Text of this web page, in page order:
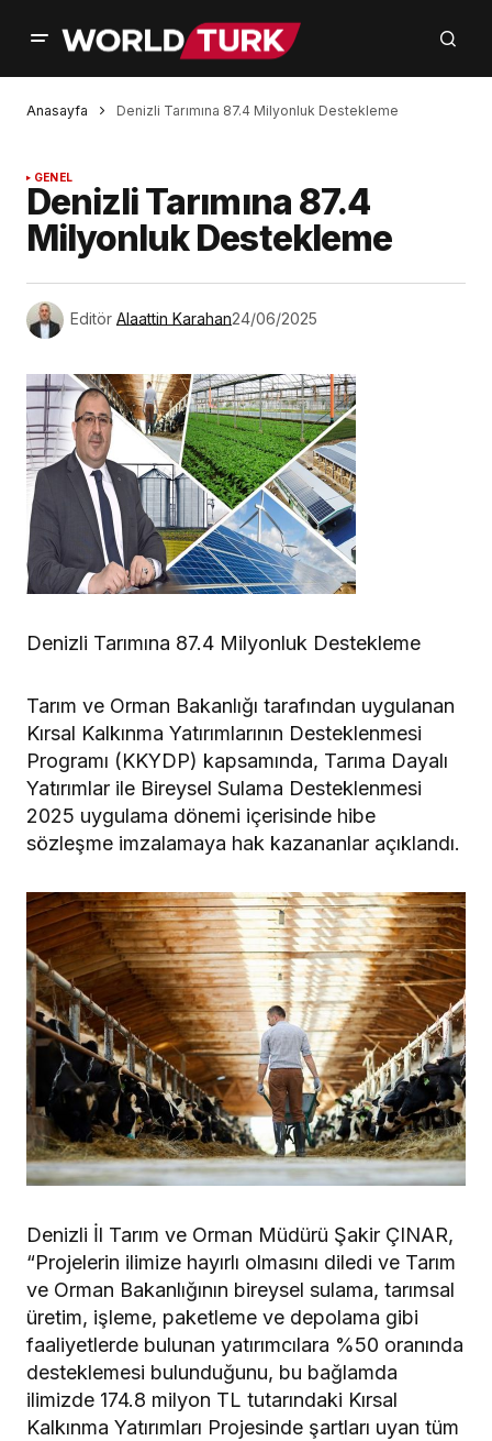
Anasayfa Denizli Tarımına 87.4 Milyonluk Destekleme
GENEL
Denizli Tarımına 87.4
Milyonluk Destekleme
Editör Alaattin Karahan24/06/2025
Denizli Tarımına 87.4 Milyonluk Destekleme
Tarım ve Orman Bakanlığı tarafından uygulanan
Kırsal Kalkınma Yatırımlarının Desteklenmesi
Programı (KKYDP) kapsamında, Tarıma Dayalı
Yatırımlar ile Bireysel Sulama Desteklenmesi
2025 uygulama dönemi içerisinde hibe
sözleşme imzalamaya hak kazananlar açıklandı.
Denizli İl Tarım ve Orman Müdürü Şakir ÇINAR,
“Projelerin ilimize hayırlı olmasını diledi ve Tarım
ve Orman Bakanlığının bireysel sulama, tarımsal
üretim, işleme, paketleme ve depolama gibi
faaliyetlerde bulunan yatırımcılara %50 oranında
desteklemesi bulunduğunu, bu bağlamda
ilimizde 174.8 milyon TL tutarındaki Kırsal
Kalkınma Yatırımları Projesinde şartları uyan tüm